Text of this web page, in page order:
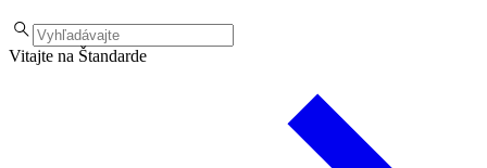
Vitajte na Štandarde